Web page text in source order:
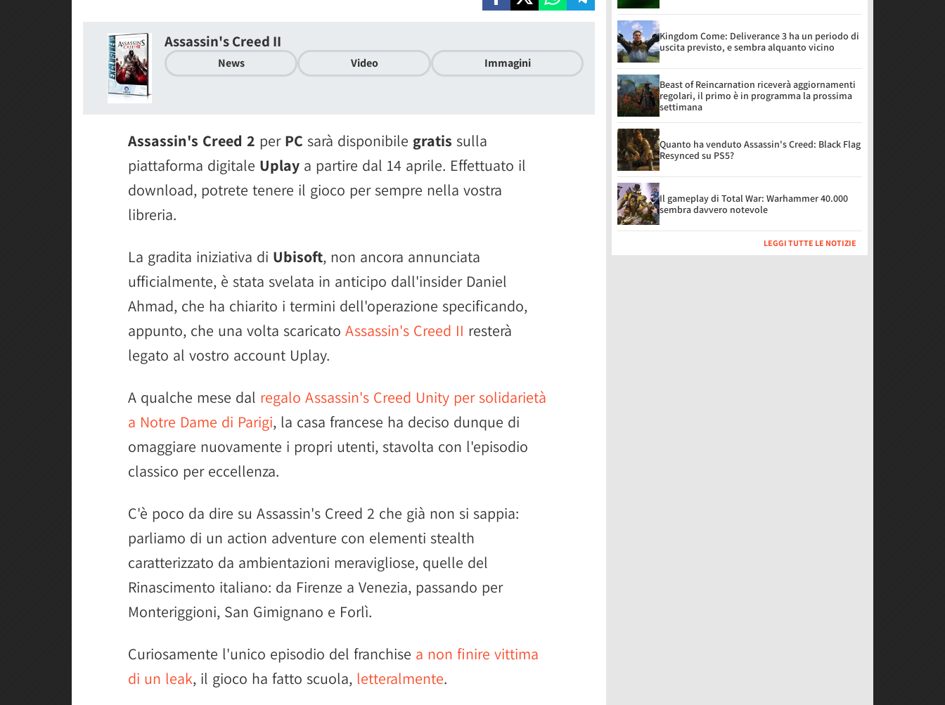
Assassin's Creed II
News Video Immagini
Assassin's Creed 2 per PC sarà disponibile gratis sulla
piattaforma digitale Uplay a partire dal 14 aprile. Effettuato il
download, potrete tenere il gioco per sempre nella vostra
libreria.
La gradita iniziativa di Ubisoft, non ancora annunciata
ufficialmente, è stata svelata in anticipo dall'insider Daniel
Ahmad, che ha chiarito i termini dell'operazione specificando,
appunto, che una volta scaricato Assassin's Creed II resterà
legato al vostro account Uplay.
A qualche mese dal regalo Assassin's Creed Unity per solidarietà
a Notre Dame di Parigi, la casa francese ha deciso dunque di
omaggiare nuovamente i propri utenti, stavolta con l'episodio
classico per eccellenza.
C'è poco da dire su Assassin's Creed 2 che già non si sappia:
parliamo di un action adventure con elementi stealth
caratterizzato da ambientazioni meravigliose, quelle del
Rinascimento italiano: da Firenze a Venezia, passando per
Monteriggioni, San Gimignano e Forlì.
Curiosamente l'unico episodio del franchise a non finire vittima
di un leak, il gioco ha fatto scuola, letteralmente.
Kingdom Come: Deliverance 3 ha un periodo di
uscita previsto, e sembra alquanto vicino
Beast of Reincarnation riceverà aggiornamenti
regolari, il primo è in programma la prossima
settimana
Quanto ha venduto Assassin's Creed: Black Flag
Resynced su PS5?
Il gameplay di Total War: Warhammer 40.000
sembra davvero notevole
LEGGI TUTTE LE NOTIZIE